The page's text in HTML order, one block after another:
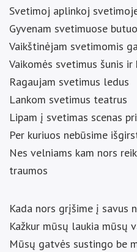
Svetimoj aplinkoj
Gyvenam svetimuose
Vaikštinėjam svetimomis
Vaikomės svetimus šunis ir
Ragaujam svetimus ledus
Lankom svetimus teatrus
Lipam į svetimas scenas
Per kuriuos nebūsime
Nes velniams kam nors
traumos
Kada nors grįšime į savus
Kažkur mūsų laukia mūsų
Mūsų gatvės sustingo be